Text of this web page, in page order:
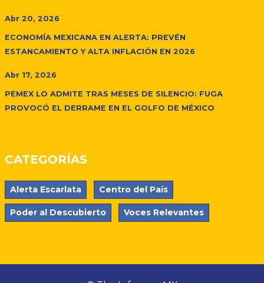
Abr 20, 2026
ECONOMÍA MEXICANA EN ALERTA: PREVÉN
ESTANCAMIENTO Y ALTA INFLACIÓN EN 2026
Abr 17, 2026
PEMEX LO ADMITE TRAS MESES DE SILENCIO: FUGA
PROVOCÓ EL DERRAME EN EL GOLFO DE MÉXICO
CATEGORÍAS
Alerta Escarlata Centro del País
Poder al Descubierto Voces Relevantes